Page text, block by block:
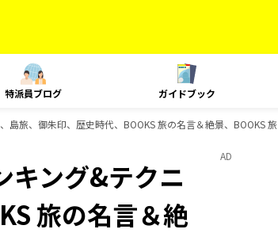
特派員ブログ ガイドブック
旅、御朱印、歴史時代、BOOKS 旅の名言＆絶景、BOOKS
キング&テクニ
旅の名言＆絶
AD